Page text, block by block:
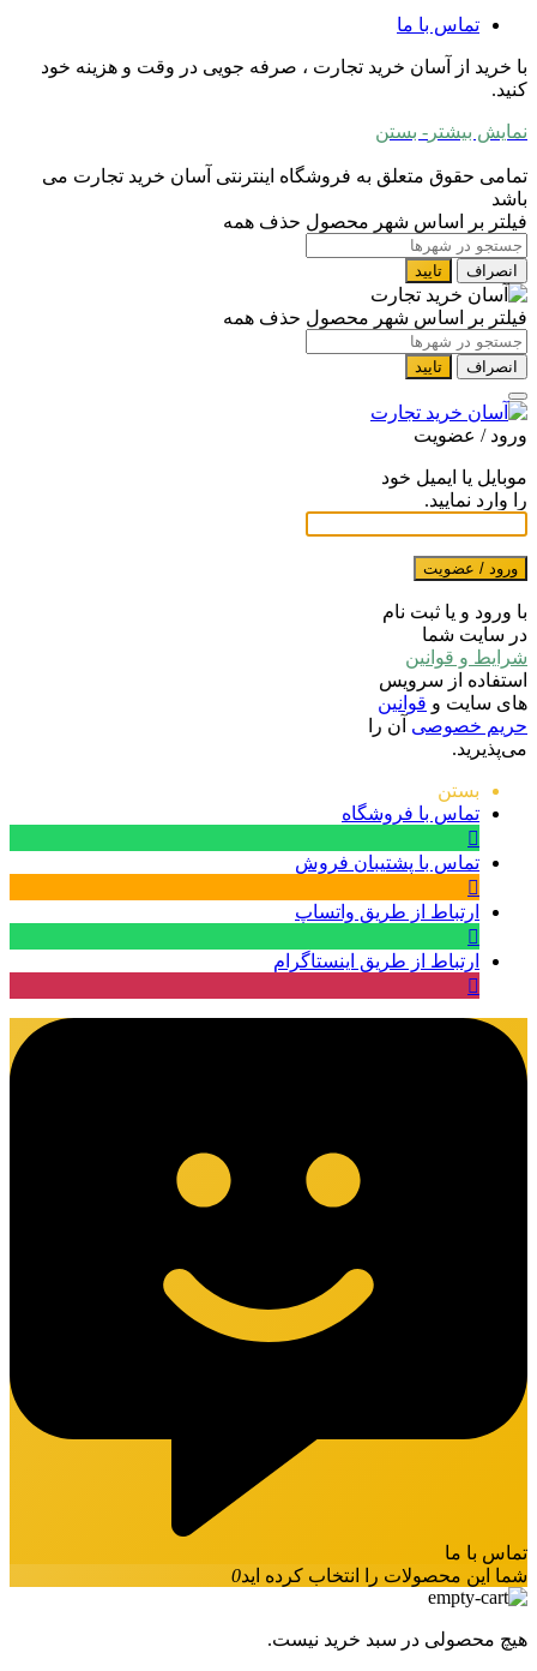
تماس با ما
با خرید از آسان خرید تجارت ، صرفه جویی در وقت و هزینه خود
کنید.
نمایش بیشتر - بستن
تمامی حقوق متعلق به فروشگاه اینترنتی آسان خرید تجارت می
باشد
فیلتر بر اساس شهر محصول حذف همه
انصراف تایید
فیلتر بر اساس شهر محصول حذف همه
انصراف تایید
ورود / عضویت
موبایل یا ایمیل خود
را وارد نمایید.
ورود / عضویت
با ورود و یا ثبت نام
در سایت شما
شرایط و قوانین
استفاده از سرویس
های سایت و قوانین
حریم خصوصی آن را
می‌پذیرید.
بستن
تماس با فروشگاه
تماس با پشتیبان فروش
ارتباط از طریق واتساپ
ارتباط از طریق اینستاگرام
تماس با ما
شما این محصولات را انتخاب کرده اید0
هیچ محصولی در سبد خرید نیست.